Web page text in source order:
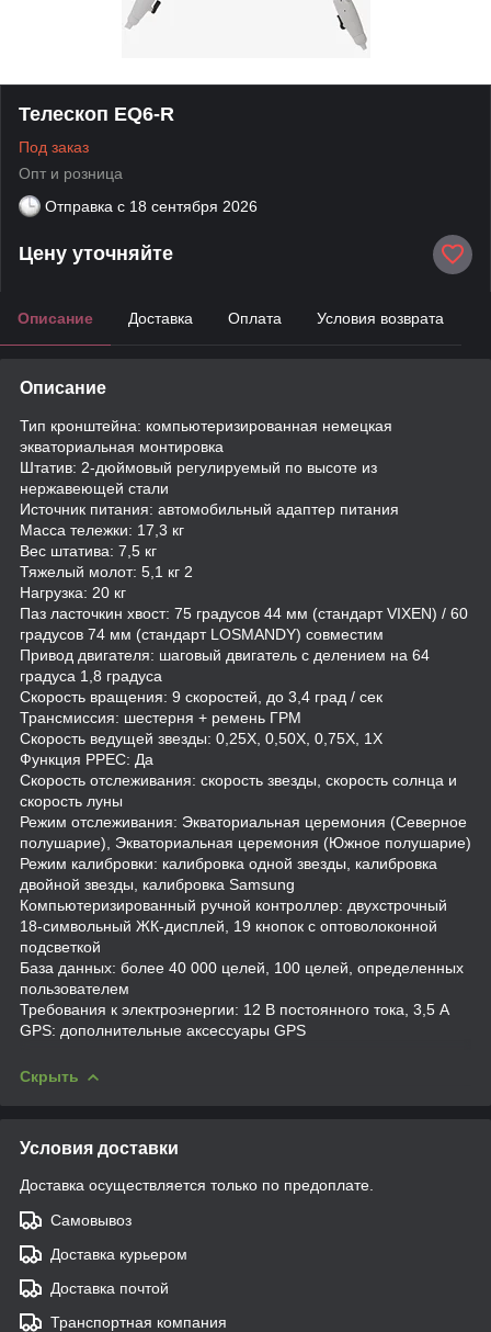
Телескоп EQ6-R
Под заказ
Опт и розница
Отправка с 18 сентября 2026
Цену уточняйте
Описание Доставка Оплата Условия возврата
Описание
Тип кронштейна: компьютеризированная немецкая
экваториальная монтировка
Штатив: 2-дюймовый регулируемый по высоте из
нержавеющей стали
Источник питания: автомобильный адаптер питания
Масса тележки: 17,3 кг
Вес штатива: 7,5 кг
Тяжелый молот: 5,1 кг 2
Нагрузка: 20 кг
Паз ласточкин хвост: 75 градусов 44 мм (стандарт VIXEN) / 60
градусов 74 мм (стандарт LOSMANDY) совместим
Привод двигателя: шаговый двигатель с делением на 64
градуса 1,8 градуса
Скорость вращения: 9 скоростей, до 3,4 град / сек
Трансмиссия: шестерня + ремень ГРМ
Скорость ведущей звезды: 0,25X, 0,50X, 0,75X, 1X
Функция PPEC: Да
Скорость отслеживания: скорость звезды, скорость солнца и
скорость луны
Режим отслеживания: Экваториальная церемония (Северное
полушарие), Экваториальная церемония (Южное полушарие)
Режим калибровки: калибровка одной звезды, калибровка
двойной звезды, калибровка Samsung
Компьютеризированный ручной контроллер: двухстрочный
18-символьный ЖК-дисплей, 19 кнопок с оптоволоконной
подсветкой
База данных: более 40 000 целей, 100 целей, определенных
пользователем
Требования к электроэнергии: 12 В постоянного тока, 3,5 А
GPS: дополнительные аксессуары GPS
Скрыть
Условия доставки
Доставка осуществляется только по предоплате.
Самовывоз
Доставка курьером
Доставка почтой
Транспортная компания